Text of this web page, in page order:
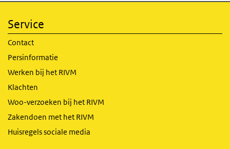
Service
Contact
Persinformatie
Werken bij het RIVM
Klachten
Woo-verzoeken bij het RIVM
Zakendoen met het RIVM
Huisregels sociale media